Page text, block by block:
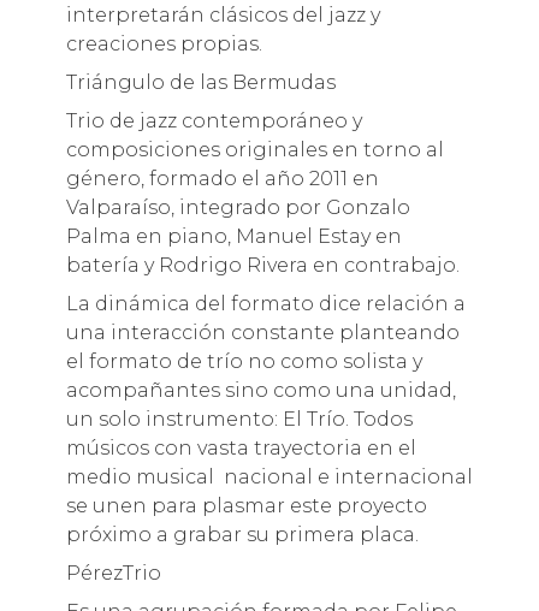
interpretarán clásicos del jazz y
creaciones propias.
Triángulo de las Bermudas
Trio de jazz contemporáneo y
composiciones originales en torno al
género, formado el año 2011 en
Valparaíso, integrado por Gonzalo
Palma en piano, Manuel Estay en
batería y Rodrigo Rivera en contrabajo.
La dinámica del formato dice relación a
una interacción constante planteando
el formato de trío no como solista y
acompañantes sino como una unidad,
un solo instrumento: El Trío. Todos
músicos con vasta trayectoria en el
medio musical nacional e internacional
se unen para plasmar este proyecto
próximo a grabar su primera placa.
PérezTrio